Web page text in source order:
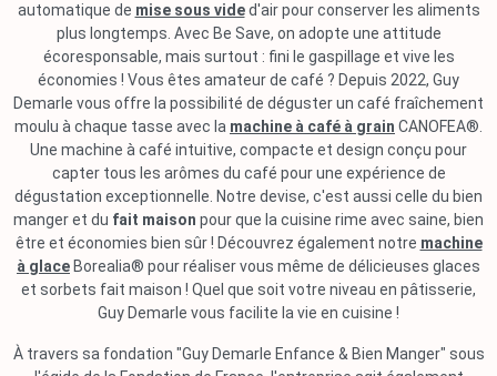
automatique de mise sous vided'air pour conserver les aliments
plus longtemps. Avec Be Save, on adopte une attitude
écoresponsable, mais surtout : fini le gaspillage et vive les
économies ! Vous êtes amateur de café ? Depuis 2022, Guy
Demarle vous offre la possibilité de déguster un café fraîchement
moulu à chaque tasse avec la machine à café à grain CANOFEA®.
Une machine à café intuitive, compacte et design conçu pour
capter tous les arômes du café pour une expérience de
dégustation exceptionnelle. Notre devise, c'est aussi celle du bien
manger et du fait maison pour que la cuisine rime avec saine, bien
être et économies bien sûr ! Découvrez également notre machine
à glace Borealia® pour réaliser vous même de délicieuses glaces
et sorbets fait maison ! Quel que soit votre niveau en pâtisserie,
Guy Demarle vous facilite la vie en cuisine !
À travers sa fondation "Guy Demarle Enfance & Bien Manger" sous